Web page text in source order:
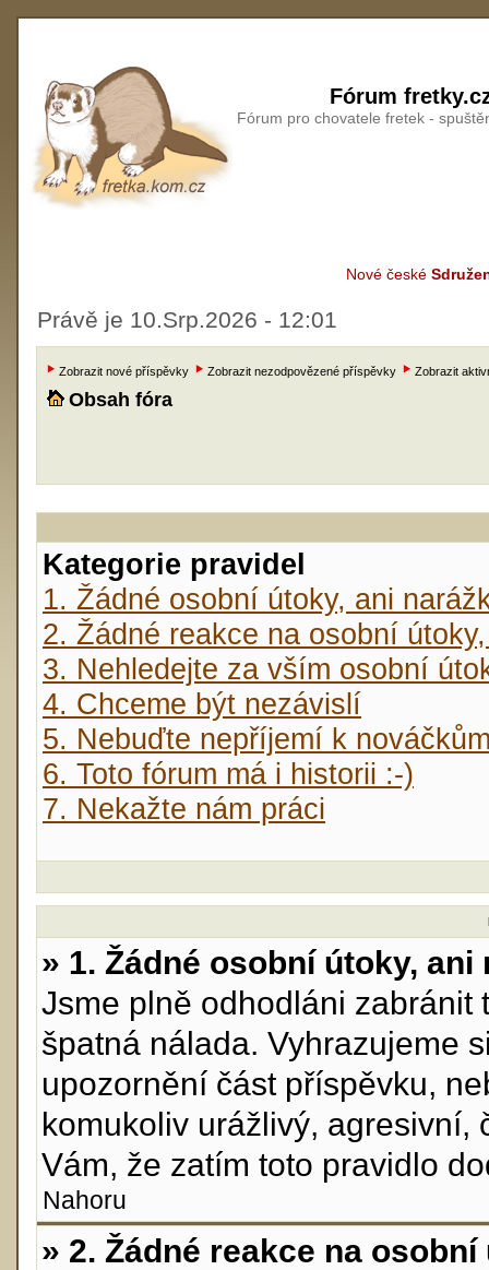
Fórum
Fórum pro chovatele fretek -
Nové české
Právě je 10.Srp.2026 - 12:01
Zobrazit nové příspěvky Zobrazit nezodpovězené příspěvky Zobrazit
Obsah fóra
Kategorie pravidel
1. Žádné osobní útoky, ani
2. Žádné reakce na osobní
3. Nehledejte za vším osobní
4. Chceme být nezávislí
5. Nebuďte nepříjemí k
6. Toto fórum má i historii :-)
7. Nekažte nám práci
» 1. Žádné osobní útoky, ani
Jsme plně odhodláni zabránit
špatná nálada. Vyhrazujeme
upozornění část příspěvku,
komukoliv urážlivý, agresivní,
Vám, že zatím toto pravidlo
Nahoru
» 2. Žádné reakce na